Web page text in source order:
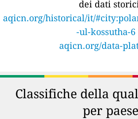
dei dati
aqicn.org/historical/it/
-ul-kossutha-6
aqicn.org/data-
Classifiche della
per paese